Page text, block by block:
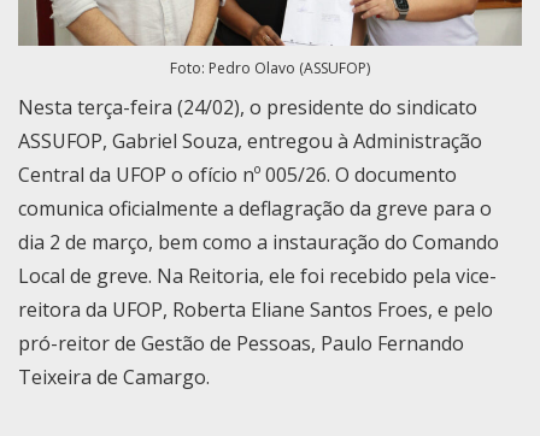
Foto: Pedro Olavo (ASSUFOP)
Nesta terça-feira (24/02), o presidente do sindicato
ASSUFOP, Gabriel Souza, entregou à Administração
Central da UFOP o ofício nº 005/26. O documento
comunica oficialmente a deflagração da greve para o
dia 2 de março, bem como a instauração do Comando
Local de greve. Na Reitoria, ele foi recebido pela vice-
reitora da UFOP, Roberta Eliane Santos Froes, e pelo
pró-reitor de Gestão de Pessoas, Paulo Fernando
Teixeira de Camargo.